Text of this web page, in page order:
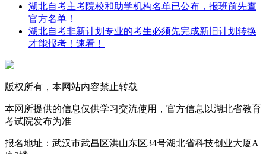
湖北自考主考院校和助学机构名单已公布，报班前先查
官方名单！
湖北自考非新计划专业的考生必须先完成新旧计划转换
才能报考！速看！
版权所有，本网站内容禁止转载
本网所提供的信息仅供学习交流使用，官方信息以湖北省教育
考试院发布为准
报名地址：武汉市武昌区洪山东区34号湖北省科技创业大厦A